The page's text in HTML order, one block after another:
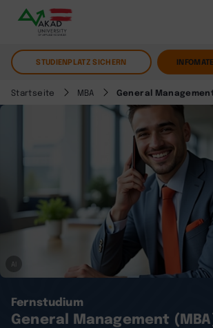
STUDIENPLATZ SICHERN
Startseite MBA General
AI
Fernstudium
General Management